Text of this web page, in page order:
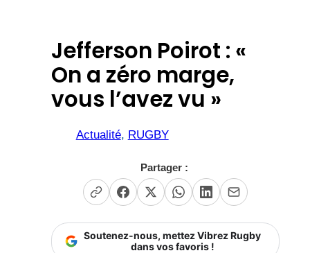
Jefferson Poirot : «
On a zéro marge,
vous l’avez vu »
Actualité, RUGBY
Partager :
Soutenez-nous, mettez Vibrez Rugby
dans vos favoris !